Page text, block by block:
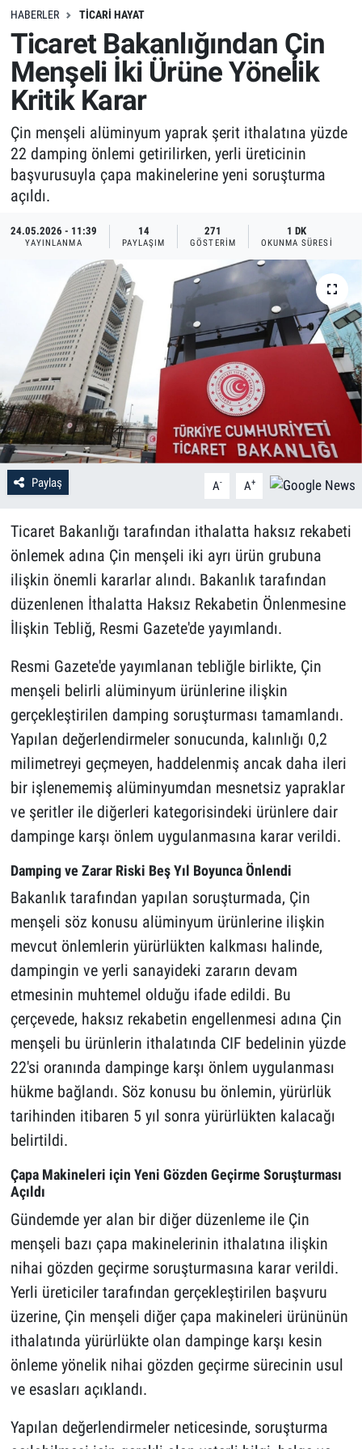
HABERLER TICARI HAYAT
Ticaret Bakanlığından Çin
Menşeli İki Ürüne Yönelik
Kritik Karar
Çin menşeli alüminyum yaprak şerit ithalatına yüzde
22 damping önlemi getirilirken, yerli üreticinin
başvurusuyla çapa makinelerine yeni soruşturma
açıldı.
24.05.2026 - 11:39
YAYINLANMA
14
PAYLAŞIM
271
GÖSTERIM
1 DK
OKUNMA SÜRESI
Paylaş A- A+
Ticaret Bakanlığı tarafından ithalatta haksız rekabeti
önlemek adına Çin menşeli iki ayrı ürün grubuna
ilişkin önemli kararlar alındı. Bakanlık tarafından
düzenlenen İthalatta Haksız Rekabetin Önlenmesine
İlişkin Tebliğ, Resmi Gazete'de yayımlandı.
Resmi Gazete'de yayımlanan tebliğle birlikte, Çin
menşeli belirli alüminyum ürünlerine ilişkin
gerçekleştirilen damping soruşturması tamamlandı.
Yapılan değerlendirmeler sonucunda, kalınlığı 0,2
milimetreyi geçmeyen, haddelenmiş ancak daha ileri
bir işlenememiş alüminyumdan mesnetsiz yapraklar
ve şeritler ile diğerleri kategorisindeki ürünlere dair
dampinge karşı önlem uygulanmasına karar verildi.
Damping ve Zarar Riski Beş Yıl Boyunca Önlendi
Bakanlık tarafından yapılan soruşturmada, Çin
menşeli söz konusu alüminyum ürünlerine ilişkin
mevcut önlemlerin yürürlükten kalkması halinde,
dampingin ve yerli sanayideki zararın devam
etmesinin muhtemel olduğu ifade edildi. Bu
çerçevede, haksız rekabetin engellenmesi adına Çin
menşeli bu ürünlerin ithalatında CIF bedelinin yüzde
22'si oranında dampinge karşı önlem uygulanması
hükme bağlandı. Söz konusu bu önlemin, yürürlük
tarihinden itibaren 5 yıl sonra yürürlükten kalacağı
belirtildi.
Çapa Makineleri için Yeni Gözden Geçirme Soruşturması
Açıldı
Gündemde yer alan bir diğer düzenleme ile Çin
menşeli bazı çapa makinelerinin ithalatına ilişkin
nihai gözden geçirme soruşturmasına karar verildi.
Yerli üreticiler tarafından gerçekleştirilen başvuru
üzerine, Çin menşeli diğer çapa makineleri ürününün
ithalatında yürürlükte olan dampinge karşı kesin
önleme yönelik nihai gözden geçirme sürecinin usul
ve esasları açıklandı.
Yapılan değerlendirmeler neticesinde, soruşturma